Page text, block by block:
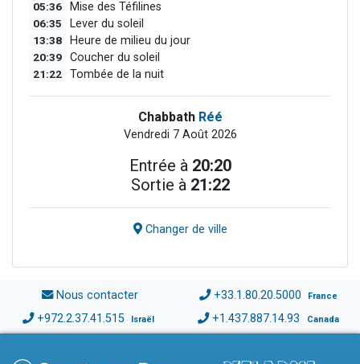
05:36 Mise des Téfilines
06:35 Lever du soleil
13:38 Heure de milieu du jour
20:39 Coucher du soleil
21:22 Tombée de la nuit
Chabbath Réé
Vendredi 7 Août 2026
Entrée à 20:20
Sortie à 21:22
Changer de ville
Nous contacter +33.1.80.20.5000 France
+972.2.37.41.515 Israël +1.437.887.14.93 Canada